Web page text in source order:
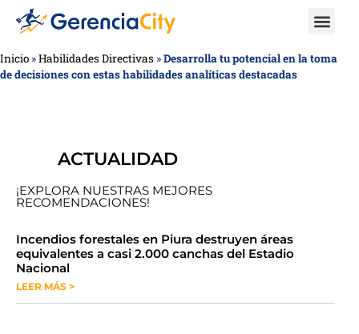
Inicio »Habilidades Directivas »Desarrolla tu potencial en la toma
de decisiones con estas habilidades analíticas destacadas
ACTUALIDAD
¡EXPLORA NUESTRAS MEJORES
RECOMENDACIONES!
​​​​Incendios forestales en Piura destruyen áreas
equivalentes a casi 2.000 canchas del Estadio
Nacional
LEER MÁS >